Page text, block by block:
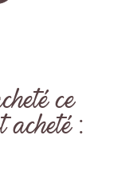
ce
acheté :